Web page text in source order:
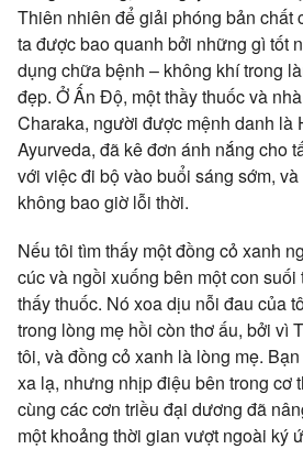
Thiên nhiên để giải phóng bản chất
ta được bao quanh bởi những gì tốt
dụng chữa bệnh – không khí trong
đẹp. Ở Ấn Độ, một thầy thuốc và
Charaka, người được mệnh danh là
Ayurveda, đã kê đơn ánh nắng cho
với việc đi bộ vào buổi sáng sớm,
không bao giờ lỗi thời.
Nếu tôi tìm thấy một đồng cỏ xanh
cúc và ngồi xuống bên một con suối
thấy thuốc. Nó xoa dịu nỗi đau của
trong lòng mẹ hồi còn thơ ấu, bởi vì
tôi, và đồng cỏ xanh là lòng mẹ.
xa lạ, nhưng nhịp điệu bên trong cơ
cùng các cơn triều đại dương đã
một khoảng thời gian vượt ngoài ký